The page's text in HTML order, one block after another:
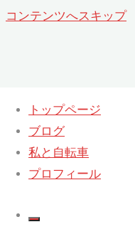
コンテンツへスキップ
トップページ
ブログ
私と自転車
プロフィール
日:2013年12月7日
ホーム
12月